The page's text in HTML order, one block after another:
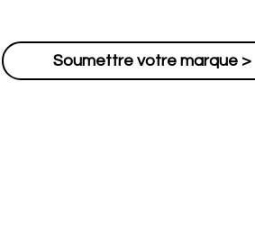
Soumettre votre marque >